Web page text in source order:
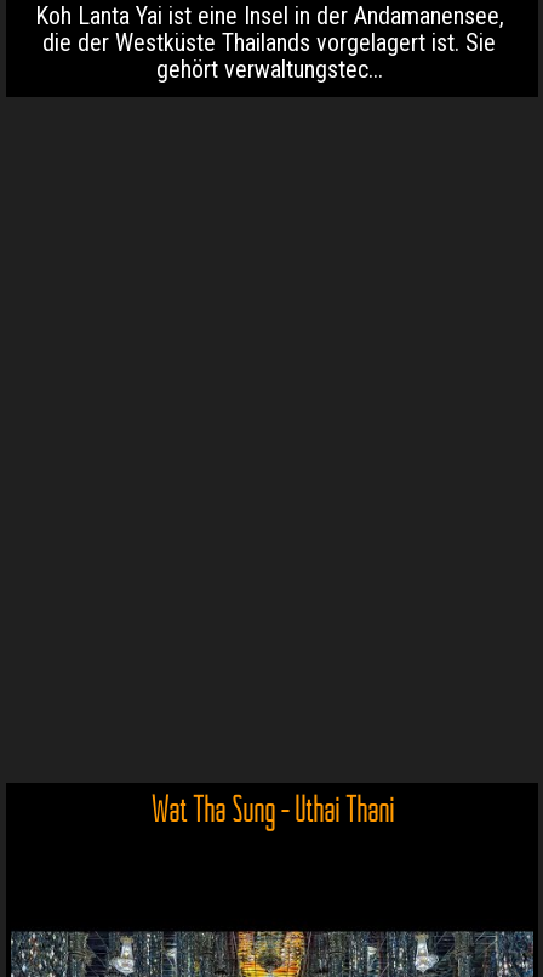
Koh Lanta Yai ist eine Insel in der Andamanensee,
die der Westküste Thailands vorgelagert ist. Sie
gehört verwaltungstec...
Wat Tha Sung - Uthai Thani